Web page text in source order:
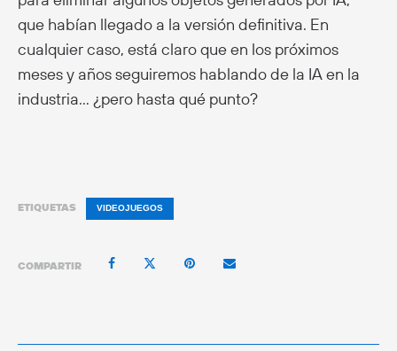
que habían llegado a la versión definitiva. En
cualquier caso, está claro que en los próximos
meses y años seguiremos hablando de la IA en la
industria… ¿pero hasta qué punto?
ETIQUETAS VIDEOJUEGOS
COMPARTIR